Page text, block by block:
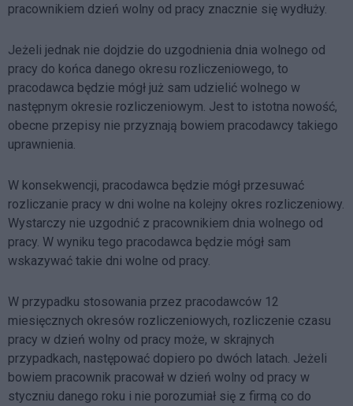
pracownikiem dzień wolny od pracy znacznie się wydłuży.
Jeżeli jednak nie dojdzie do uzgodnienia dnia wolnego od
pracy do końca danego okresu rozliczeniowego, to
pracodawca będzie mógł już sam udzielić wolnego w
następnym okresie rozliczeniowym. Jest to istotna nowość,
obecne przepisy nie przyznają bowiem pracodawcy takiego
uprawnienia.
W konsekwencji, pracodawca będzie mógł przesuwać
rozliczanie pracy w dni wolne na kolejny okres rozliczeniowy.
Wystarczy nie uzgodnić z pracownikiem dnia wolnego od
pracy. W wyniku tego pracodawca będzie mógł sam
wskazywać takie dni wolne od pracy.
W przypadku stosowania przez pracodawców 12
miesięcznych okresów rozliczeniowych, rozliczenie czasu
pracy w dzień wolny od pracy może, w skrajnych
przypadkach, następować dopiero po dwóch latach. Jeżeli
bowiem pracownik pracował w dzień wolny od pracy w
styczniu danego roku i nie porozumiał się z firmą co do